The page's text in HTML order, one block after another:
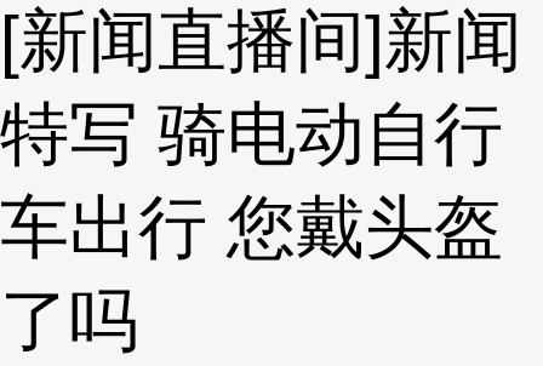
[新闻直播间]新闻
特写 骑电动自行
车出行 您戴头盔
了吗